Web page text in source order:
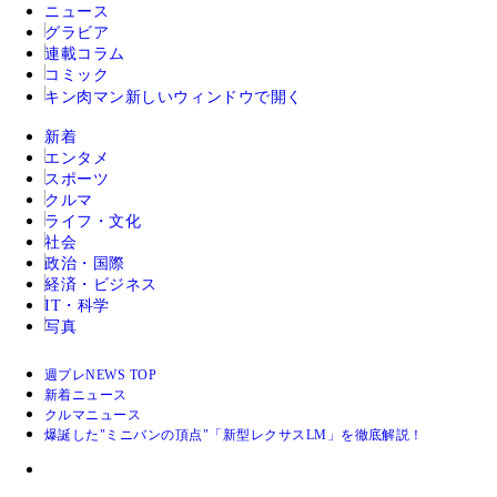
ニュース
グラビア
連載コラム
コミック
キン肉マン 新しいウィンドウで開く
新着
エンタメ
スポーツ
クルマ
ライフ・文化
社会
政治・国際
経済・ビジネス
IT・科学
写真
週プレNEWS TOP
新着ニュース
クルマニュース
爆誕した"ミニバンの頂点"「新型レクサスLM」を徹底解説！